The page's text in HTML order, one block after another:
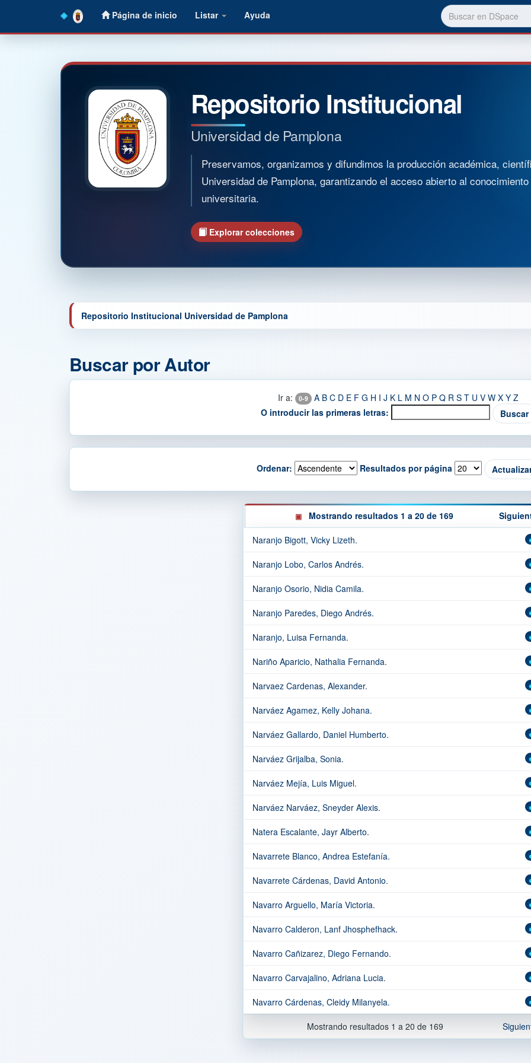
Página de inicio Listar Ayuda
Repositorio Institucional
Universidad de Pamplona
Preservamos, organizamos y difundimos la producción académica,
Universidad de Pamplona, garantizando el acceso abierto al
universitaria.
Explorar colecciones
Repositorio Institucional Universidad de Pamplona
Buscar por Autor
Ir a: 0-9 A B C D E F G H I J K L M N O P Q R S T U V W X Y Z
O introducir las primeras letras:
Ordenar: Resultados por página
Mostrando resultados 1 a 20 de 169
Naranjo Bigott, Vicky Lizeth.
Naranjo Lobo, Carlos Andrés.
Naranjo Osorio, Nidia Camila.
Naranjo Paredes, Diego Andrés.
Naranjo, Luisa Fernanda.
Nariño Aparicio, Nathalia Fernanda.
Narvaez Cardenas, Alexander.
Narváez Agamez, Kelly Johana.
Narváez Gallardo, Daniel Humberto.
Narváez Grijalba, Sonia.
Narváez Mejía, Luis Miguel.
Narváez Narváez, Sneyder Alexis.
Natera Escalante, Jayr Alberto.
Navarrete Blanco, Andrea Estefanía.
Navarrete Cárdenas, David Antonio.
Navarro Arguello, María Victoria.
Navarro Calderon, Lanf Jhosphefhack.
Navarro Cañizarez, Diego Fernando.
Navarro Carvajalino, Adriana Lucia.
Navarro Cárdenas, Cleidy Milanyela.
Mostrando resultados 1 a 20 de 169